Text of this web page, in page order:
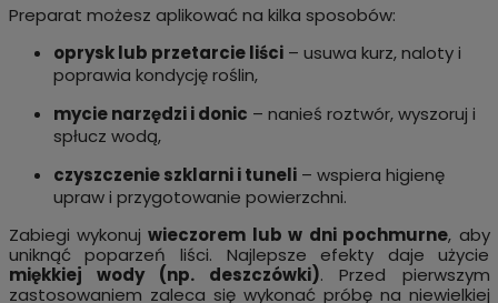
Preparat możesz aplikować na kilka sposobów:
oprysk lub przetarcie liści– usuwa kurz, naloty i
poprawia kondycję roślin,
mycie narzędzi i donic – nanieś roztwór, wyszoruj i
spłucz wodą,
czyszczenie szklarni i tuneli– wspiera higienę
upraw i przygotowanie powierzchni.
Zabiegi wykonujwieczorem lub w dni pochmurne, aby
uniknąć poparzeń liści. Najlepsze efekty daje użycie
miękkiej wody (np. deszczówki). Przed pierwszym
zastosowaniem zaleca się wykonać próbę na niewielkiej